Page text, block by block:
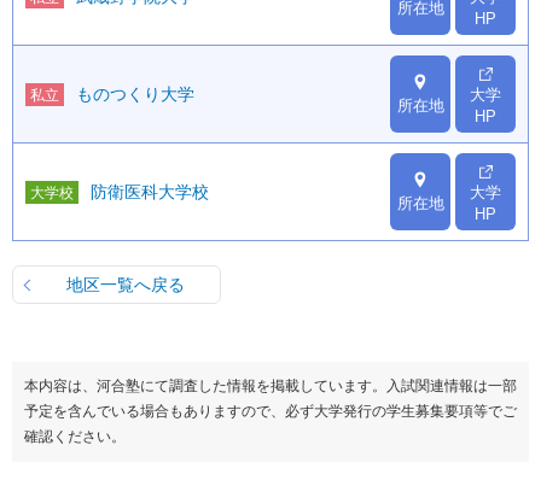
所在地
HP
私立 ものつくり大学
所在地
大学
HP
大学校 防衛医科大学校
所在地
大学
HP
地区一覧へ戻る
本内容は、河合塾にて調査した情報を掲載しています。入試関連情報は一部
予定を含んでいる場合もありますので、必ず大学発行の学生募集要項等でご
確認ください。